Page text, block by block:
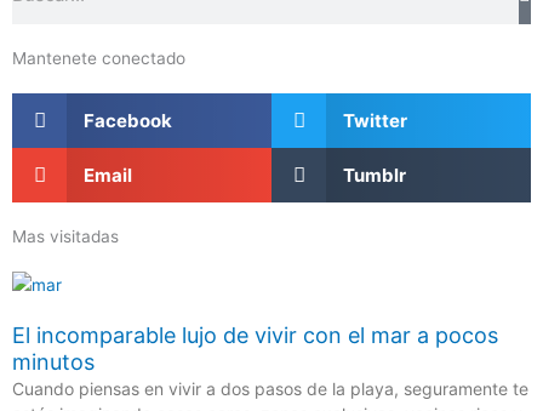
Mantenete conectado
Facebook Twitter
Email Tumblr
Mas visitadas
El incomparable lujo de vivir con el mar a pocos
minutos
Cuando piensas en vivir a dos pasos de la playa, seguramente te